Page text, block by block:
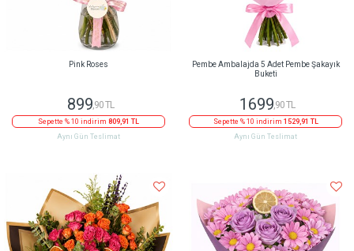
Pink Roses
899,90 TL
Sepette % 10 indirim 809,91 TL
Aynı Gün Teslimat
Pembe Ambalajda 5 Adet Pembe Şakayık
Buketi
1699 ,90 TL
Sepette % 10 indirim 1529,91 TL
Aynı Gün Teslimat